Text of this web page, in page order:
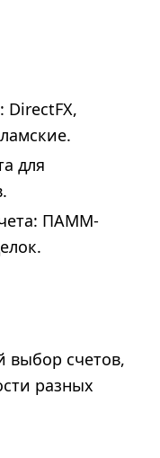
для
ПАММ-
выбор счетов,
разных